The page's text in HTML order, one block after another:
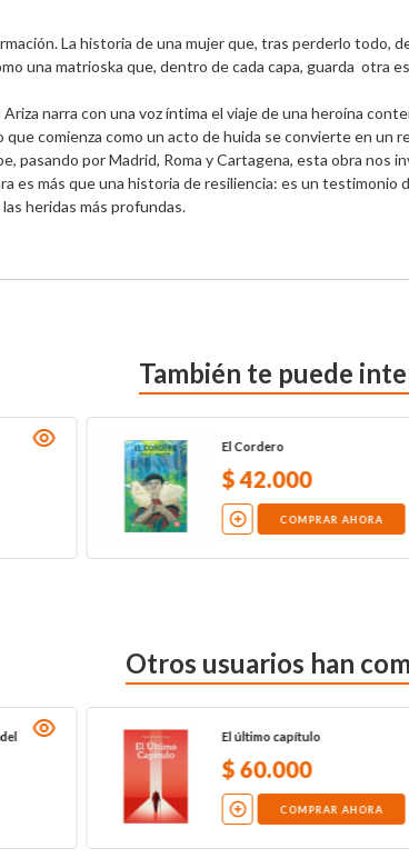
La historia de una mujer que, tras perderlo todo,
una matrioska que, dentro de cada capa, guarda  otra
narra con una voz íntima el viaje de una heroína
comienza como un acto de huida se convierte en un
pasando por Madrid, Roma y Cartagena, esta obra nos
es más que una historia de resiliencia: es un
heridas más profundas.
También te puede
El Cordero
$42.000
COMPRAR AHORA
Otros usuarios han
El último capítulo
$60.000
COMPRAR AHORA